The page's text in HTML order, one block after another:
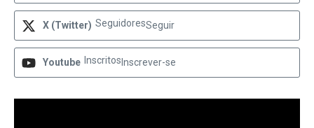
X (Twitter) SeguidoresSeguir
Youtube Inscritos Inscrever-se